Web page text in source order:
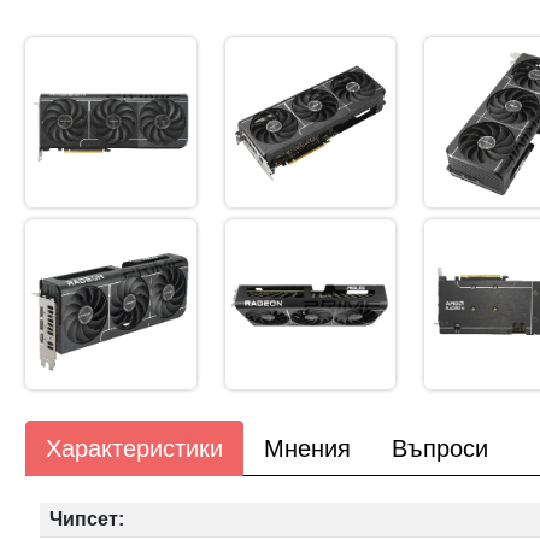
Характеристики Мнения Въпроси
Чипсет: